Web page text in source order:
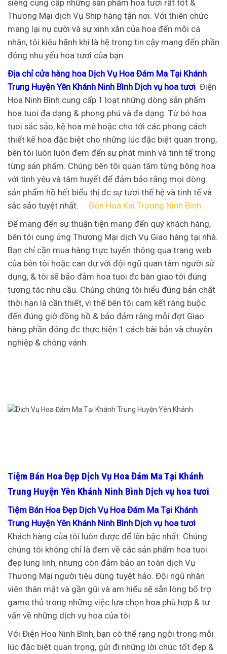
siêng cung cấp những sản phẩm hoa tươi rất tốt &
Thương Mại dịch Vụ Ship hàng tận nơi. Với thiên chức
mang lại nụ cười và sự xinh xắn của hoa đến mỗi cá
nhân, tôi kiêu hãnh khi là hệ trọng tin cậy mang đến phần
đông nhu yếu hoa tươi của bạn.
Địa chỉ cửa hàng hoa Dịch Vụ Hoa Đám Ma Tại Khánh
Trung Huyện Yên Khánh Ninh Bình Dịch vụ hoa tươi Điện
Hoa Ninh Bình cung cấp 1 loạt những dòng sản phẩm
hoa tuoi đa dạng & phong phú và đa dạng. Từ bó hoa
tuoi sắc sảo, kệ hoa mê hoặc cho tới các phong cách
thiết kế hoa đặc biệt cho những lúc đặc biệt quan trọng,
bên tôi luôn luôn đem đến sự phát minh và tinh tế trong
từng sản phẩm. Chúng bên tôi quan tâm từng bông hoa
với tình yêu và tâm huyết để đảm bảo rằng mọi dòng
sản phẩm hồ hết biểu thị đc sự tươi thế hệ và tinh tế và
sắc sảo tuyệt nhất. Đôn Hoa Kai Trương Ninh Bình
Để mang đến sự thuận tiện mang đến quý khách hàng,
bên tôi cung ứng Thương Mại dịch Vụ Giao hàng tại nhà.
Bạn chỉ cần mua hàng trực tuyến thông qua trang web
của bên tôi hoặc can dự với đội ngũ quan tâm người sử
dụng, & tôi sẽ bảo đảm hoa tuoi đc bàn giao tới đúng
tương tác nhu cầu. Chúng chúng tôi hiểu đúng bản chất
thời hạn là cần thiết, vì thế bên tôi cam kết ràng buộc
đến đúng giờ đồng hồ & bảo đảm rằng mỗi đợt Giao
hàng phần đông đc thực hiện 1 cách bài bản và chuyên
nghiệp & chóng vánh.
Tiệm Bán Hoa Đẹp Dịch Vụ Hoa Đám Ma Tại Khánh
Trung Huyện Yên Khánh Ninh Bình Dịch vụ hoa tươi
Tiệm Bán Hoa Đẹp Dịch Vụ Hoa Đám Ma Tại Khánh
Trung Huyện Yên Khánh Ninh Bình Dịch vụ hoa tươi
Khách hàng của tôi luôn được để lên bậc nhất. Chúng
chúng tôi không chỉ là đem về các sản phẩm hoa tuoi
đẹp lung linh, nhưng còn đảm bảo an toàn dịch Vụ
Thương Mại người tiêu dùng tuyệt hảo. Đội ngũ nhân
viên thân mật và gần gũi và am hiểu sẽ sẵn lòng bổ trợ
game thủ trong những việc lựa chọn hoa phù hợp & tư
vấn về những dịch vụ hoa của tôi.
Với Điện Hoa Ninh Bình, bạn có thể rạng ngời trong mỗi
lúc đặc biệt quan trọng, gửi đi những lời chúc tốt đẹp &